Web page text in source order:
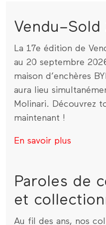
Vendu–Sold
La 17e édition de
au 20 septembre
maison d’enchères
aura lieu
Molinari. Découvrez
maintenant !
En savoir plus
Paroles de
et
Au fil des ans, nos